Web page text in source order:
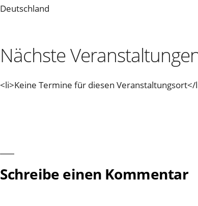
Deutschland
Nächste
<li>Keine Termine für diesen Veranstaltungsort</
Schreibe einen Kommentar